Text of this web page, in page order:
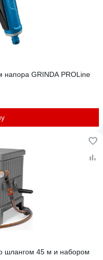
напора GRINDA PROLine
шлангом 45 м и набором